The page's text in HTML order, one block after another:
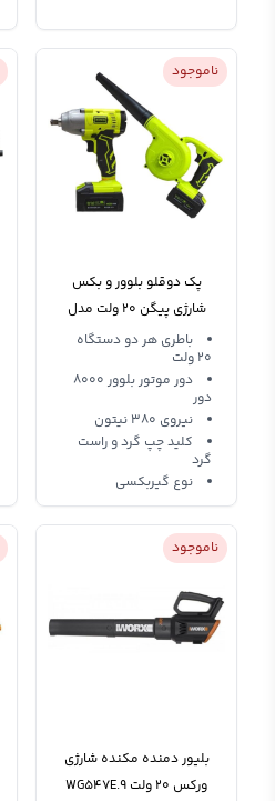
ناموجود
پک دوقلو بلوور و بکس
شارژی پیگن 20 ولت مدل
GL161
باطری هر دو دستگاه
20 ولت
دور موتور بلوور 8000
دور
نیروی 380 نیتون
کلید چپ گرد و راست
گرد
نوع گیربکسی
ناموجود
بلیور دمنده مکنده شارژی
ورکس 20 ولت WG547E.9